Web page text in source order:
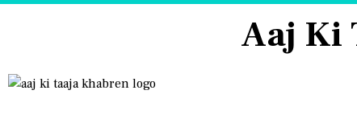
Aaj Ki